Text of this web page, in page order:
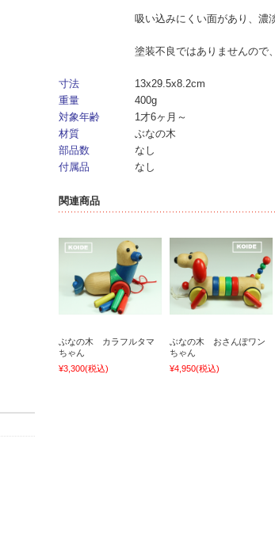
吸い込みにくい面があり、濃
塗装不良ではありませんので
寸法
13x29.5x8.2cm
重量
400g
対象年齢
1才6ヶ月～
材質
ぶなの木
部品数
なし
付属品
なし
関連商品
ぶなの木 カラフルタマ
ちゃん
¥3,300(税込)
ぶなの木 おさんぽワン
ちゃん
¥4,950(税込)